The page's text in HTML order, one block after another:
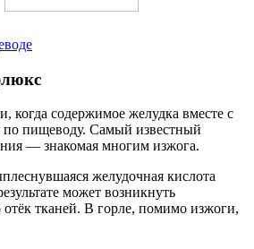
когда содержимое желудка вместе с
по пищеводу. Самый известный
— знакомая многим изжога.
желудочная кислота
может возникнуть
тканей. В горле, помимо изжоги,